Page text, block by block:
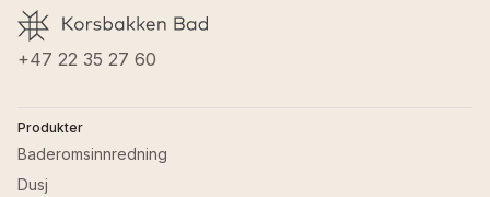
GTIN :7072458002403
Materiale servanter:Porselen
+47 22 35 27 60
Produkter
Baderomsinnredning
Dusj